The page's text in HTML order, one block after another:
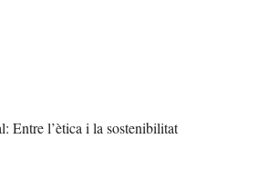
Entre l’ètica i la sostenibilitat